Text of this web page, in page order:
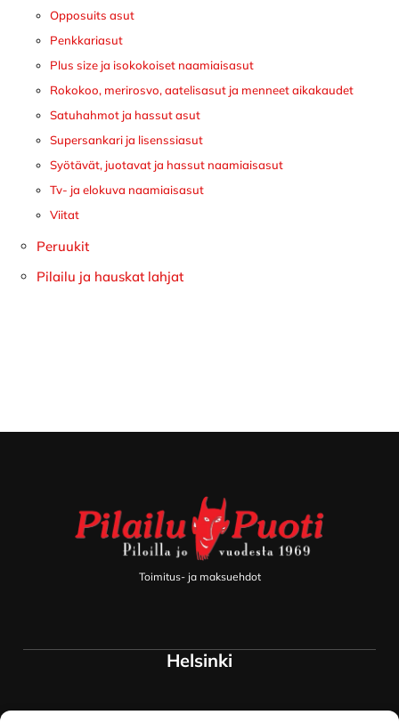
Opposuits asut
Penkkariasut
Plus size ja isokokoiset naamiaisasut
Rokokoo, merirosvo, aatelisasut ja menneet aikakaudet
Satuhahmot ja hassut asut
Supersankari ja lisenssiasut
Syötävät, juotavat ja hassut naamiaisasut
Tv- ja elokuva naamiaisasut
Viitat
Peruukit
Pilailu ja hauskat lahjat
Toimitus- ja maksuehdot
Helsinki
Myymälä ja keskusvarasto